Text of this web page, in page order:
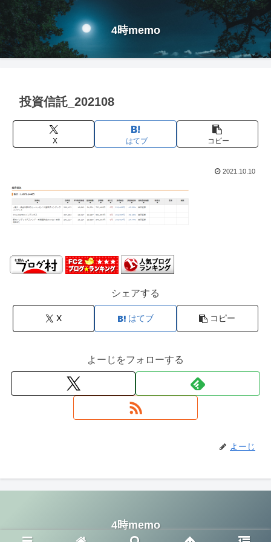
4時memo
投資信託_202108
X はてブ コピー
2021.10.10
シェアする
X はてブ コピー
よーじをフォローする
よーじ
4時memo